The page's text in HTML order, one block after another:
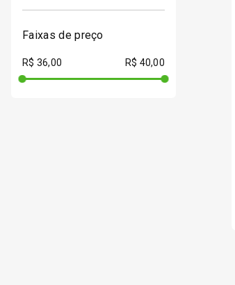
faixas de preço
R$ 36,00 R$ 40,00